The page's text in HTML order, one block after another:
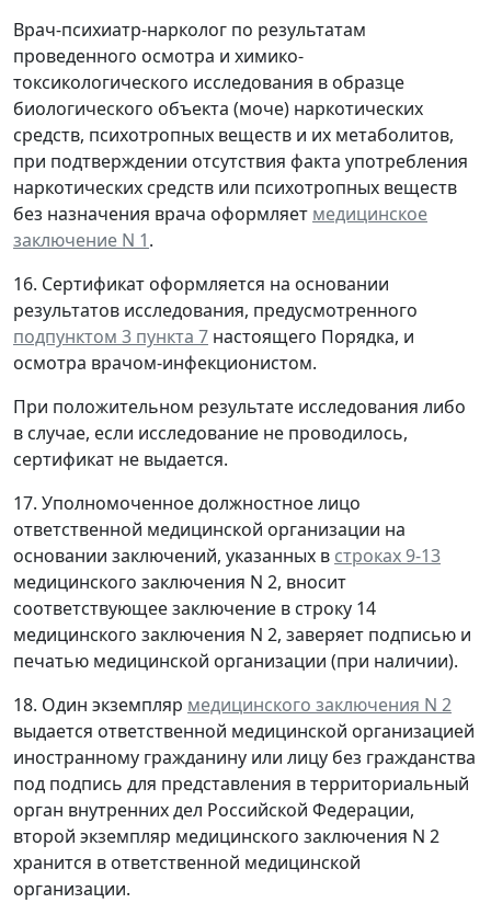
Врач-психиатр-нарколог по результатам
проведенного осмотра и химико-
токсикологического исследования в образце
биологического объекта (моче) наркотических
средств, психотропных веществ и их метаболитов,
при подтверждении отсутствия факта употребления
наркотических средств или психотропных веществ
без назначения врача оформляет медицинское
заключение N 1.
16. Сертификат оформляется на основании
результатов исследования, предусмотренного
подпунктом 3 пункта 7 настоящего Порядка, и
осмотра врачом-инфекционистом.
При положительном результате исследования либо
в случае, если исследование не проводилось,
сертификат не выдается.
17. Уполномоченное должностное лицо
ответственной медицинской организации на
основании заключений, указанных в строках 9-13
медицинского заключения N 2, вносит
соответствующее заключение в строку 14
медицинского заключения N 2, заверяет подписью и
печатью медицинской организации (при наличии).
18. Один экземпляр медицинского заключения N 2
выдается ответственной медицинской организацией
иностранному гражданину или лицу без гражданства
под подпись для представления в территориальный
орган внутренних дел Российской Федерации,
второй экземпляр медицинского заключения N 2
хранится в ответственной медицинской
организации.